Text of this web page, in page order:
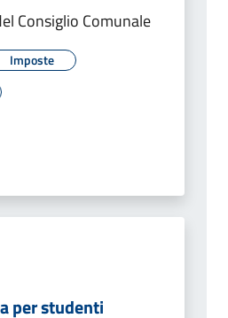
Consiglio Comunale
Imposte
per studenti